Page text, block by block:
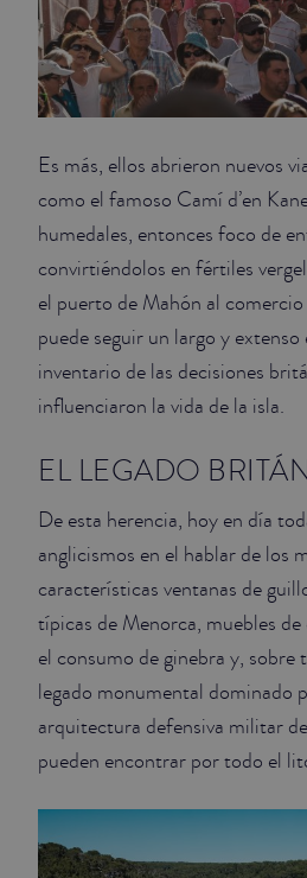
Es más, ellos abrieron nuevos
como el famoso Camí d’en
humedales, entonces foco de
convirtiéndolos en fértiles
el puerto de Mahón al
puede seguir un largo y
inventario de las decisiones
influenciaron la vida de la isla.
EL LEGADO
De esta herencia, hoy en día
anglicismos en el hablar de los
características ventanas de
típicas de Menorca, muebles
el consumo de ginebra y, sobre
legado monumental dominado
arquitectura defensiva militar
pueden encontrar por todo el